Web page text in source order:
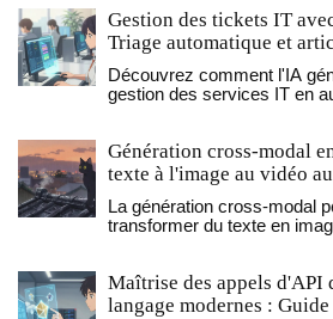
Gestion des tickets IT
Triage automatique et
Découvrez comment l'IA
gestion des services IT en
libérez vos équipes.
Génération cross-modal
texte à l'image au vidéo
La génération cross-modal
transformer du texte en
en 2026.
Maîtrise des appels d'API
langage modernes :